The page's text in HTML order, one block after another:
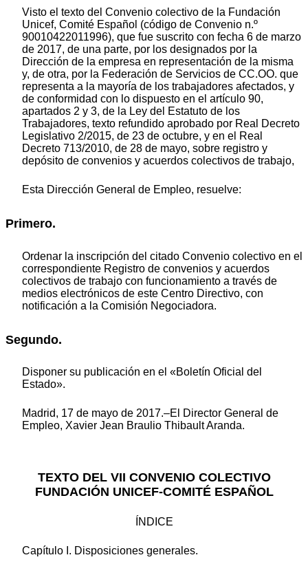
Visto el texto del Convenio colectivo de la Fundación
Unicef, Comité Español (código de Convenio n.º
90010422011996), que fue suscrito con fecha 6 de marzo
de 2017, de una parte, por los designados por la
Dirección de la empresa en representación de la misma
y, de otra, por la Federación de Servicios de CC.OO. que
representa a la mayoría de los trabajadores afectados, y
de conformidad con lo dispuesto en el artículo 90,
apartados 2 y 3, de la Ley del Estatuto de los
Trabajadores, texto refundido aprobado por Real Decreto
Legislativo 2/2015, de 23 de octubre, y en el Real
Decreto 713/2010, de 28 de mayo, sobre registro y
depósito de convenios y acuerdos colectivos de trabajo,
Esta Dirección General de Empleo, resuelve:
Primero.
Ordenar la inscripción del citado Convenio colectivo en el
correspondiente Registro de convenios y acuerdos
colectivos de trabajo con funcionamiento a través de
medios electrónicos de este Centro Directivo, con
notificación a la Comisión Negociadora.
Segundo.
Disponer su publicación en el «Boletín Oficial del
Estado».
Madrid, 17 de mayo de 2017.–El Director General de
Empleo, Xavier Jean Braulio Thibault Aranda.
TEXTO DEL VII CONVENIO COLECTIVO
FUNDACIÓN UNICEF-COMITÉ ESPAÑOL
ÍNDICE
Capítulo I. Disposiciones generales.